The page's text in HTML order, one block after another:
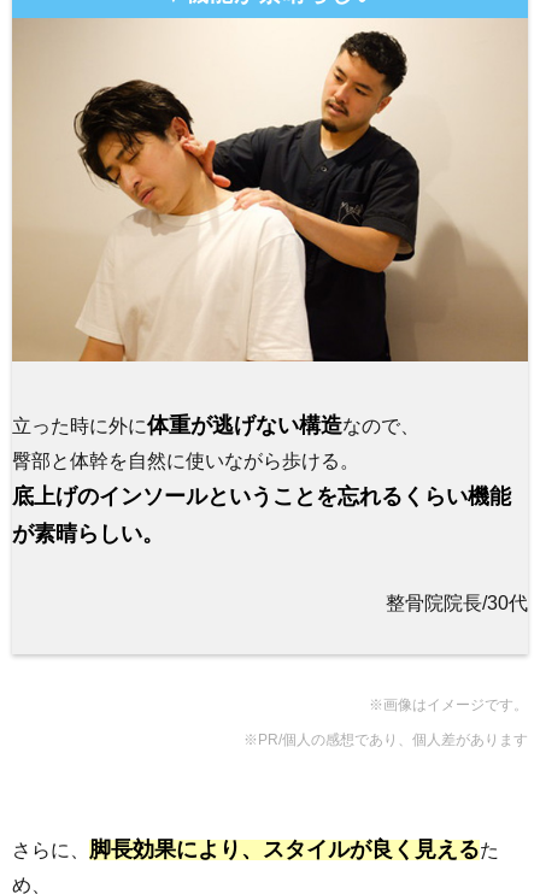
立った時に外に体重が逃げない構造なので、
臀部と体幹を自然に使いながら歩ける。
底上げのインソールということを忘れるくらい機能
が素晴らしい。
整骨院院長/30代
※画像はイメージです。
※PR/個人の感想であり、個人差があります
さらに、 脚長効果により、スタイルが良く見えるた
め、